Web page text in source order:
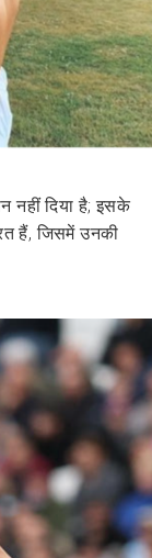
नहीं दिया है; इसके
हैं, जिसमें उनकी